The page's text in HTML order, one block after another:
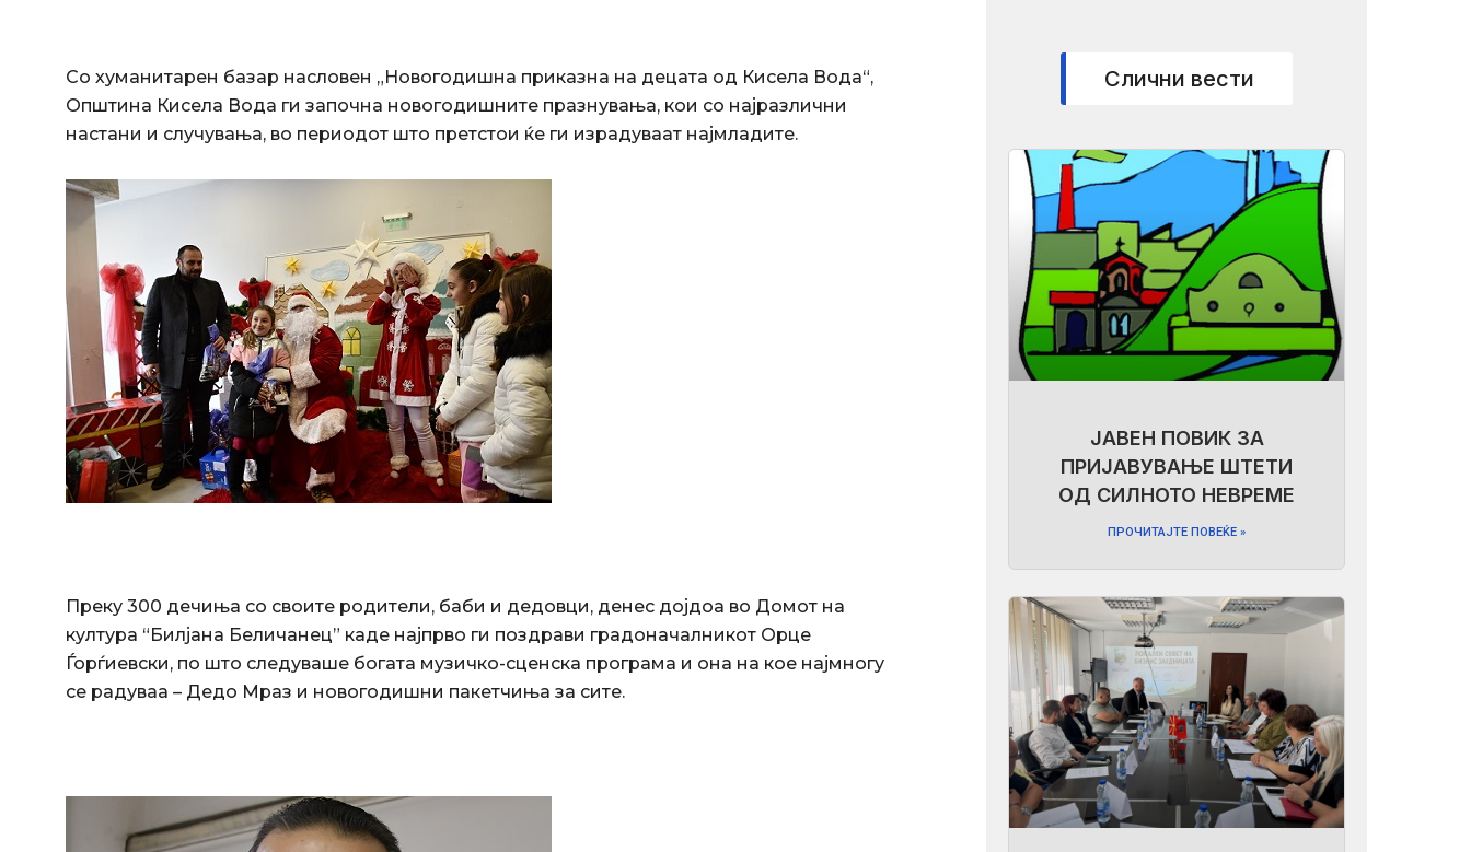
Со хуманитарен базар насловен „Новогодишна приказна на децата од Кисела Вода“,
Општина Кисела Вода ги започна новогодишните празнувања, кои со најразлични
настани и случувања, во периодот што претстои ќе ги израдуваат најмладите.
Преку 300 дечиња со своите родители, баби и дедовци, денес дојдоа во Домот на
култура “Билјана Беличанец” каде најпрво ги поздрави градоначалникот Орце
Ѓорѓиевски, по што следуваше богата музичко-сценска програма и она на кое најмногу
се радуваа – Дедо Мраз и новогодишни пакетчиња за сите.
Слични вести
ЈАВЕН ПОВИК ЗА
ПРИЈАВУВАЊЕ ШТЕТИ
ОД СИЛНОТО НЕВРЕМЕ
ПРОЧИТАЈТЕ ПОВЕЌЕ »